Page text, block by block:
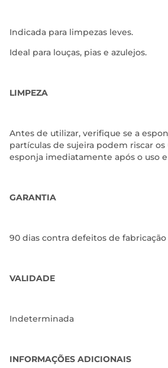
Indicada para limpezas leves.
Ideal para louças, pias e azulejos.
LIMPEZA
Antes de utilizar, verifique se a
partículas de sujeira podem riscar os
esponja imediatamente após o uso
GARANTIA
90 dias contra defeitos de fabricação
VALIDADE
Indeterminada
INFORMAÇÕES ADICIONAIS